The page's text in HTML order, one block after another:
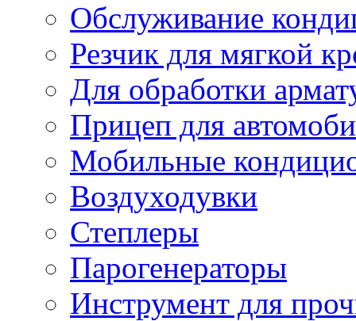
Обслуживание
Резчик для мягкой
Для обработки
Прицеп для
Мобильные
Воздуходувки
Степлеры
Парогенераторы
Инструмент для